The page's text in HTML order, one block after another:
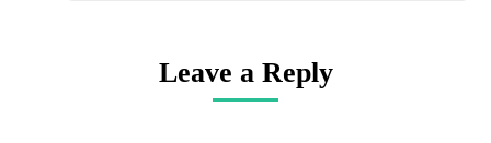
Leave a Reply